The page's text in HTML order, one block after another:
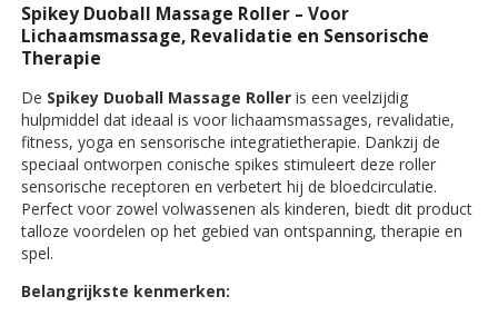
Spikey Duoball Massage Roller – Voor
Lichaamsmassage, Revalidatie en Sensorische
Therapie
De Spikey Duoball Massage Roller is een veelzijdig
hulpmiddel dat ideaal is voor lichaamsmassages, revalidatie,
fitness, yoga en sensorische integratietherapie. Dankzij de
speciaal ontworpen conische spikes stimuleert deze roller
sensorische receptoren en verbetert hij de bloedcirculatie.
Perfect voor zowel volwassenen als kinderen, biedt dit product
talloze voordelen op het gebied van ontspanning, therapie en
spel.
Belangrijkste kenmerken: